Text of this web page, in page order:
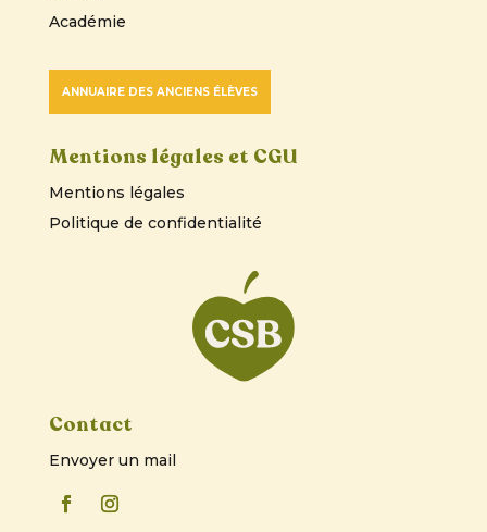
Académie
ANNUAIRE DES ANCIENS ÉLÈVES
Mentions légales et CGU
Mentions légales
Politique de confidentialité
Contact
Envoyer un mail